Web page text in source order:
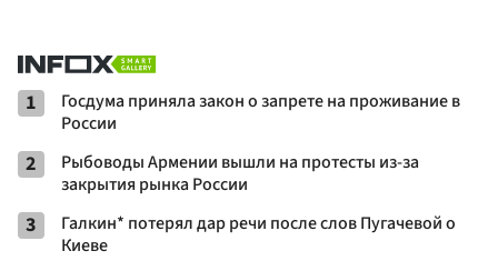
1
Госдума приняла закон о запрете на проживание в
России
2
Рыбоводы Армении вышли на протесты из-за
закрытия рынка России
3
Галкин* потерял дар речи после слов Пугачевой о
Киеве